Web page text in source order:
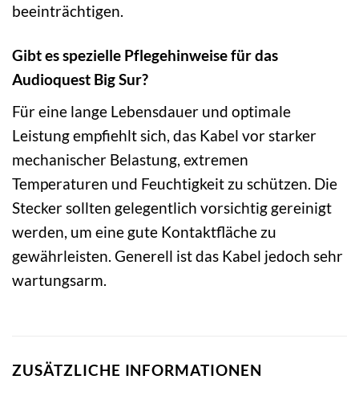
beeinträchtigen.
Gibt es spezielle Pflegehinweise für das
Audioquest Big Sur?
Für eine lange Lebensdauer und optimale
Leistung empfiehlt sich, das Kabel vor starker
mechanischer Belastung, extremen
Temperaturen und Feuchtigkeit zu schützen. Die
Stecker sollten gelegentlich vorsichtig gereinigt
werden, um eine gute Kontaktfläche zu
gewährleisten. Generell ist das Kabel jedoch sehr
wartungsarm.
ZUSÄTZLICHE INFORMATIONEN